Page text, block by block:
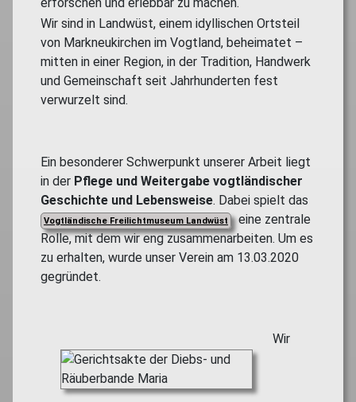
Wir sind in Landwüst, einem idyllischen Ortsteil
von Markneukirchen im Vogtland, beheimatet –
mitten in einer Region, in der Tradition, Handwerk
und Gemeinschaft seit Jahrhunderten fest
verwurzelt sind.
Ein besonderer Schwerpunkt unserer Arbeit liegt
in der Pflege und Weitergabe vogtländischer
Geschichte und Lebensweise. Dabei spielt das
Vogtländische Freilichtmuseum Landwüst
eine zentrale
Rolle, mit dem wir eng zusammenarbeiten. Um es
zu erhalten, wurde unser Verein am 13.03.2020
gegründet.
Wir